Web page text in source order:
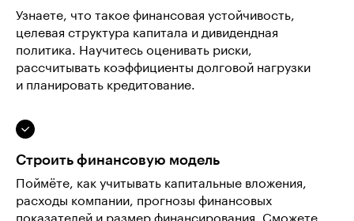
Узнаете, что такое финансовая устойчивость,
целевая структура капитала и дивидендная
политика. Научитесь оценивать риски,
рассчитывать коэффициенты долговой нагрузки
и планировать кредитование.
Строить финансовую модель
Поймёте, как учитывать капитальные вложения,
расходы компании, прогнозы финансовых
показателей и размер финансирования. Сможете